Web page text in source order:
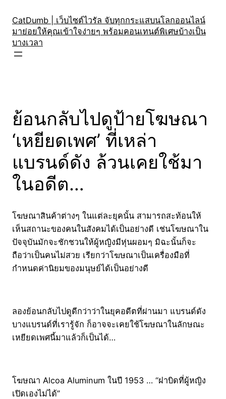
content
CatDumb | เว็บไซต์ไวรัล จับทุกกระแสบนโลกออนไลน์
มาย่อยให้คุณเข้าใจง่ายๆ พร้อมคอนเทนต์พิเศษบ้างเป็น
บางเวลา
ย้อนกลับไปดูป้ายโฆษณา
‘เหยียดเพศ’ ที่เหล่า
แบรนด์ดัง ล้วนเคยใช้มา
ในอดีต…
โฆษณาสินค้าต่างๆ ในแต่ละยุคนั้น สามารถสะท้อนให้
เห็นสถานะของคนในสังคมได้เป็นอย่างดี เช่นโฆษณาใน
ปัจจุบันมักจะชักชวนให้ผู้หญิงมีหุ่นผอมๆ มิฉะนั้นก็จะ
ถือว่าเป็นคนไม่สวย เรียกว่าโฆษณาเป็นเครื่องมือที่
กำหนดค่านิยมของมนุษย์ได้เป็นอย่างดี
ลองย้อนกลับไปดูดีกว่าว่าในยุคอดีตที่ผ่านมา แบรนด์ดัง
บางแบรนด์ที่เรารู้จัก ก็อาจจะเคยใช้โฆษณาในลักษณะ
เหยียดเพศนี้มาแล้วก็เป็นได้…
โฆษณา Alcoa Aluminum ในปี 1953 … “ฝาบิดที่ผู้หญิง
เปิดเองไม่ได้”